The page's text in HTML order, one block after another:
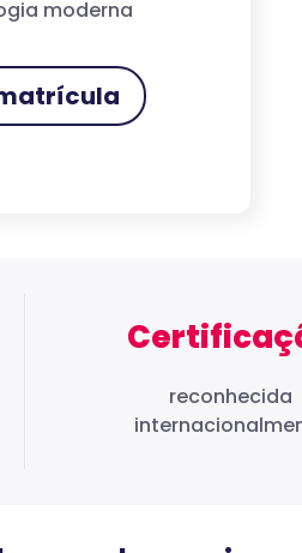
moderna
reconhecida